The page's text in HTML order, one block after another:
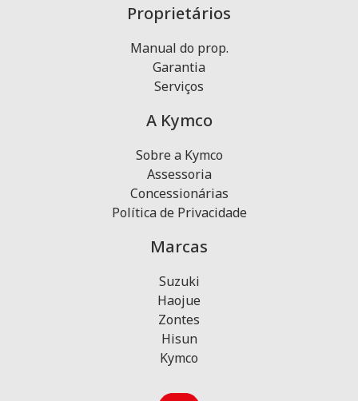
Proprietários
Manual do prop.
Garantia
Serviços
A Kymco
Sobre a Kymco
Assessoria
Concessionárias
Política de Privacidade
Marcas
Suzuki
Haojue
Zontes
Hisun
Kymco